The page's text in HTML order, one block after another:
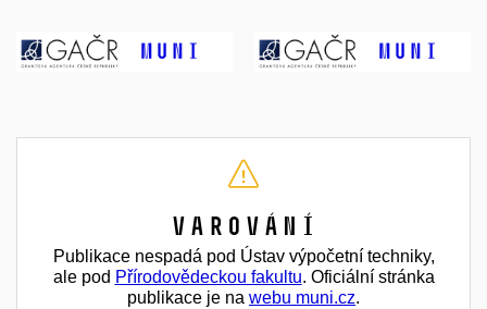
Varování
Publikace nespadá pod Ústav výpočetní techniky,
ale pod Přírodovědeckou fakultu. Oficiální stránka
publikace je na webu muni.cz.